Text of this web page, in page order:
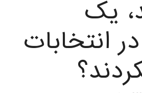
یک
انتخابات